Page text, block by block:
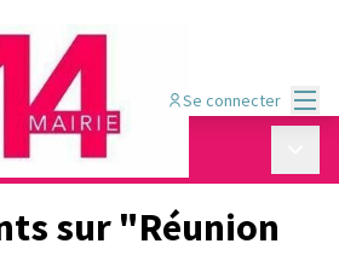
Se connecter
/
sur "Réunion